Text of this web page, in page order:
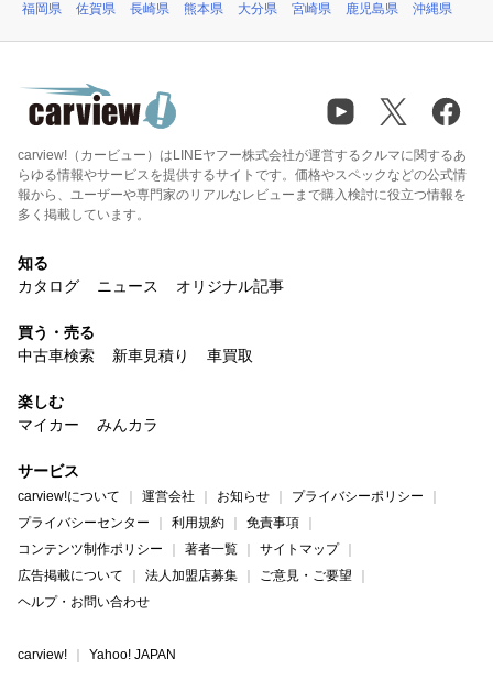
福岡県
佐賀県 長崎県 熊本県 大分県 宮崎県 鹿児島県 沖縄県
carview!（カービュー）はLINEヤフー株式会社が運営するクルマに関するあ
らゆる情報やサービスを提供するサイトです。価格やスペックなどの公式情
報から、ユーザーや専門家のリアルなレビューまで購入検討に役立つ情報を
多く掲載しています。
知る
カタログ
ニュース オリジナル記事
買う・売る
中古車検索
新車見積り 車買取
楽しむ
マイカー
みんカラ
サービス
carview!について 運営会社 お知らせ
プライバシーポリシー
プライバシーセンター
利用規約
免責事項
コンテンツ制作ポリシー
著者一覧
サイトマップ
広告掲載について
法人加盟店募集
ご意見・ご要望
ヘルプ・お問い合わせ
carview! Yahoo! JAPAN